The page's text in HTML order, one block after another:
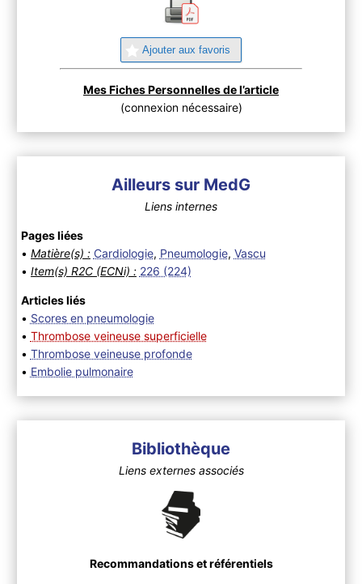
Ajouter aux favoris
Mes Fiches Personnelles de l’article
(connexion nécessaire)
Ailleurs sur MedG
Liens internes
Pages liées
• Matière(s) : Cardiologie, Pneumologie, Vascu
• Item(s) R2C (ECNi) : 226 (224)
Articles liés
• Scores en pneumologie
• Thrombose veineuse superficielle
• Thrombose veineuse profonde
• Embolie pulmonaire
Bibliothèque
Liens externes associés
Recommandations et référentiels